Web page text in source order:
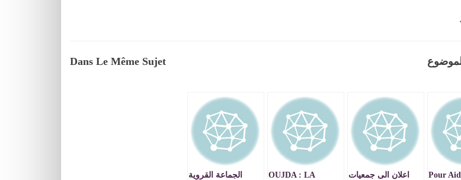
Dans Le Même Sujet
Pour
اعلان الى جمعيات
OUJDA : LA
الجماعة القروية